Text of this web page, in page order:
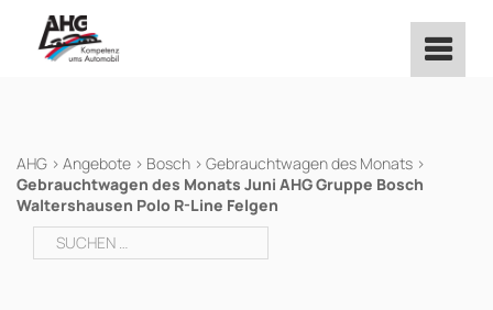
springen
AHG > Angebote > Bosch > Gebrauchtwagen des Monats >
Gebrauchtwagen des Monats Juni AHG Gruppe Bosch
Waltershausen Polo R-Line Felgen
Suchen
nach: